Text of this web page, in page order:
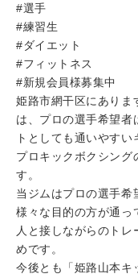
#選手
#練習生
#ダイエット
#フィットネス
#新規会員様募集中
姫路市網干区にありま
は、プロの選手希望者
トとしても通いやすい
プロキックボクシング
す。
当ジムはプロの選手希
様々な目的の方が通っ
人と接しながらのト
めです。
今後とも「姫路山本キ